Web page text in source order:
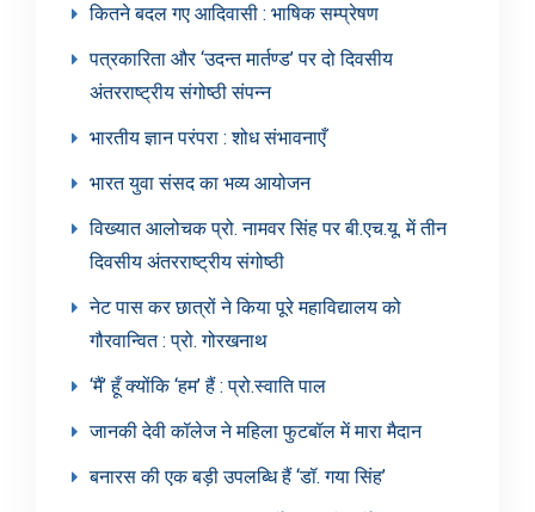
कितने बदल गए आदिवासी : भाषिक सम्प्रेषण
पत्रकारिता और ‘उदन्त मार्तण्ड’ पर दो दिवसीय
अंतरराष्ट्रीय संगोष्ठी संपन्न
भारतीय ज्ञान परंपरा : शोध संभावनाएँ
भारत युवा संसद का भव्य आयोजन
विख्यात आलोचक प्रो. नामवर सिंह पर बी.एच.यू. में तीन
दिवसीय अंतरराष्ट्रीय संगोष्ठी
नेट पास कर छात्रों ने किया पूरे महाविद्यालय को
गौरवान्वित : प्रो. गोरखनाथ
‘मैं’ हूँ क्योंकि ‘हम’ हैं : प्रो.स्वाति पाल
जानकी देवी कॉलेज ने महिला फुटबॉल में मारा मैदान
बनारस की एक बड़ी उपलब्धि हैं ‘डॉ. गया सिंह’